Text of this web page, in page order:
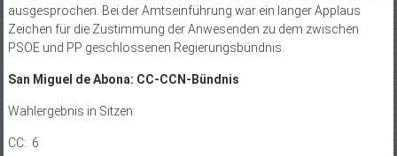
ausgesprochen. Bei der Amtseinführung war ein langer Applaus
Zeichen für die Zustimmung der Anwesenden zu dem zwischen
PSOE und PP geschlossenen Regierungsbündnis.
San Miguel de Abona: CC-CCN-Bündnis
Wahlergebnis in Sitzen:
CC: 6